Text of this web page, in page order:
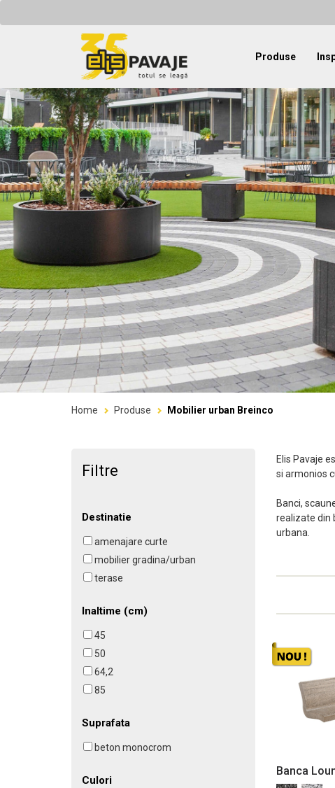
Produse
Home Produse Mobilier urban Breinco
Filtre
Destinatie
amenajare curte
mobilier gradina/urban
terase
Inaltime (cm)
45
50
64,2
85
Suprafata
beton monocrom
Culori
Elis Pavaje
si armonios
Banci,
realizate din
urbana.
Banca